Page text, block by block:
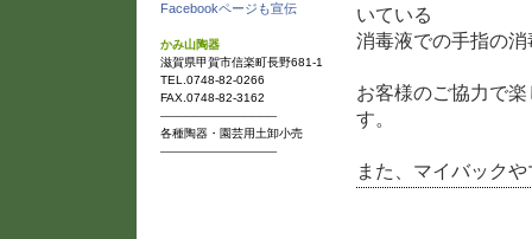
Facebookページも宣伝
かみ山陶器
滋賀県甲賀市信楽町長野681-1
TEL.0748-82-0266
FAX.0748-82-3162
──────────────
各種陶器・園芸用土卸小売
──────────────
いている
消毒液での手指の
お客様のご協力で
す。
また、マイバック